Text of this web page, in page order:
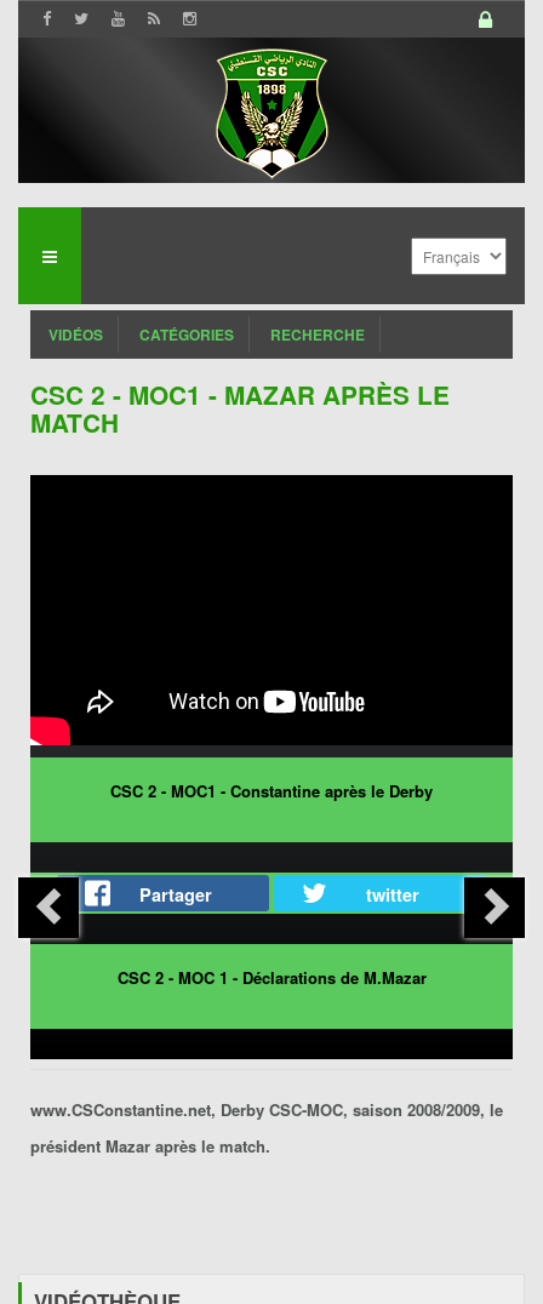
VIDÉOS CATÉGORIES RECHERCHE
CSC 2 - MOC1 - MAZAR APRÈS LE
MATCH
CSC 2 - MOC1 - Constantine après le Derby
Partager twitter
CSC 2 - MOC 1 - Déclarations de M.Mazar
www.CSConstantine.net, Derby CSC-MOC, saison 2008/2009, le
président Mazar après le match.